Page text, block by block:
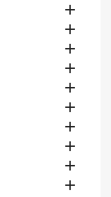









